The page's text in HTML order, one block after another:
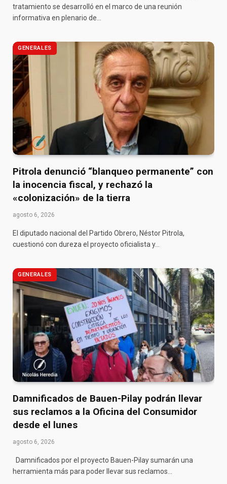
tratamiento se desarrolló en el marco de una reunión
informativa en plenario de…
GENERALES
Pitrola denunció “blanqueo permanente” con
la inocencia fiscal, y rechazó la
«colonización» de la tierra
agosto 6, 2026
El diputado nacional del Partido Obrero, Néstor Pitrola,
cuestionó con dureza el proyecto oficialista y…
GENERALES
Damnificados de Bauen-Pilay podrán llevar
sus reclamos a la Oficina del Consumidor
desde el lunes
agosto 6, 2026
Damnificados por el proyecto Bauen-Pilay sumarán una
herramienta más para poder llevar sus reclamos…